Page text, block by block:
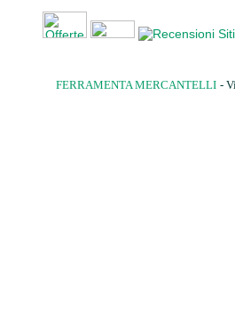
FERRAMENTA MERCANTELLI -